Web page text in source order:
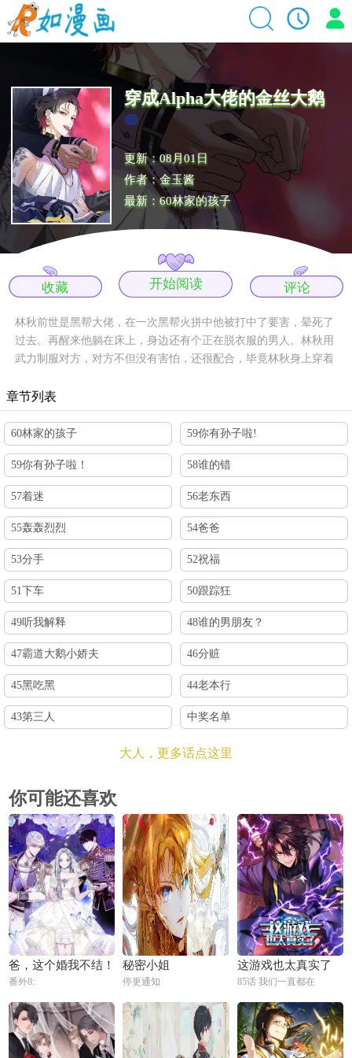
穿成Alpha大佬的金丝大鹅
更新：08月01日
作者：金玉酱
最新：60林家的孩子
收藏 开始阅读 评论
林秋前世是黑帮大佬，在一次黑帮火拼中他被打中了要害，晕死了
过去。再醒来他躺在床上，身边还有个正在脱衣服的男人。林秋用
武力制服对方，对方不但没有害怕，还很配合，毕竟林秋身上穿着
abo世界里成为了被包养的omega小情人，而他的Alpha是…
章节列表
60林家的孩子 59你有孙子啦!
59你有孙子啦！ 58谁的错
57着迷 56老东西
55轰轰烈烈 54爸爸
53分手 52祝福
51下车 50跟踪狂
49听我解释 48谁的男朋友？
47霸道大鹅小娇夫 46分赃
45黑吃黑 44老本行
43第三人 中奖名单
大人，更多话点这里
你可能还喜欢
爸，这个婚我不结！
番外8:
秘密小姐
停更通知
这游戏也太真实了
85话 我们一直都在